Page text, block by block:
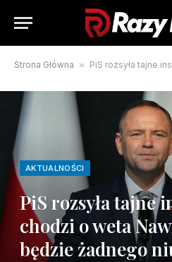
Strona Główna » PiS rozsyła tajne instrukcje, chodzi
AKTUALNOŚCI
PiS rozsyła tajne
chodzi o weta
będzie żadnego